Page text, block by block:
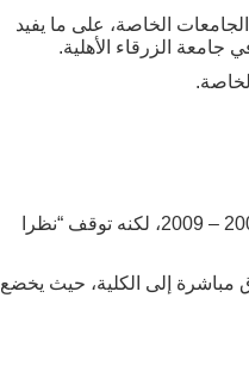
قسم الصحافة/ اليرموك هو (70 %). بينما ينخفض هذا الرقم إلى (60 %) في الجامعات الخاصة، على ما يفيد
الزرقاء الأهلية.
خالد هزايمة، مسجّل كلية الإعلام في اليرموك، يقول إنه سبق وطبق هذا الفحص لمرة يتيمة بين عامي 2008 – 2009، لكنه توقف “نظرا
(164) القاضي بتقديم طلبات الالتحاق مباشرة إلى الكلية، حيث يخضع